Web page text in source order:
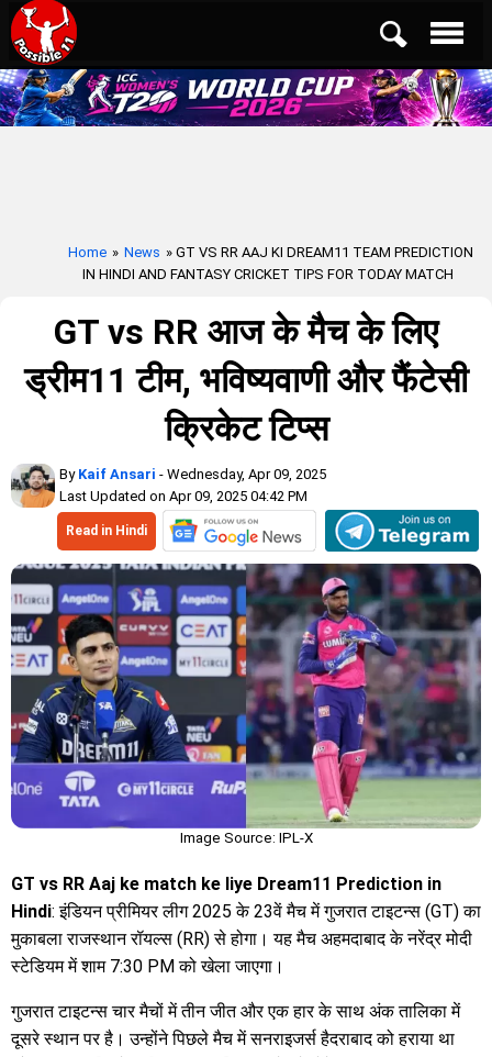
Home » News » GT VS RR AAJ KI DREAM11 TEAM PREDICTION
IN HINDI AND FANTASY CRICKET TIPS FOR TODAY MATCH
GT vs RR आज के मैच के लिए
ड्रीम11 टीम, भविष्यवाणी और फैंटेसी
क्रिकेट टिप्स
By Kaif Ansari - Wednesday, Apr 09, 2025
Last Updated on Apr 09, 2025 04:42 PM
Read in Hindi
Image Source: IPL-X
GT vs RR Aaj ke match ke liye Dream11 Prediction in
Hindi: इंडियन प्रीमियर लीग 2025 के 23वें मैच में गुजरात टाइटन्स (GT) का
मुकाबला राजस्थान रॉयल्स (RR) से होगा। यह मैच अहमदाबाद के नरेंद्र मोदी
स्टेडियम में शाम 7:30 PM को खेला जाएगा।
गुजरात टाइटन्स चार मैचों में तीन जीत और एक हार के साथ अंक तालिका में
दूसरे स्थान पर है। उन्होंने पिछले मैच में सनराइजर्स हैदराबाद को हराया था